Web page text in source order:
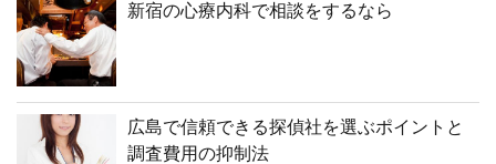
新宿の心療内科で相談をするなら
広島で信頼できる探偵社を選ぶポイントと
調査費用の抑制法